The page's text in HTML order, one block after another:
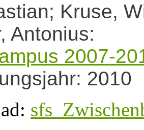
Kruse,
Antonius:
2007-
2010